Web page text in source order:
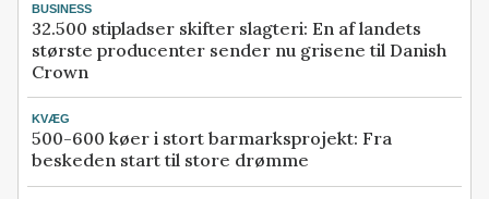
BUSINESS
32.500 stipladser skifter slagteri: En af landets
største producenter sender nu grisene til Danish
Crown
KVÆG
500-600 køer i stort barmarksprojekt: Fra
beskeden start til store drømme